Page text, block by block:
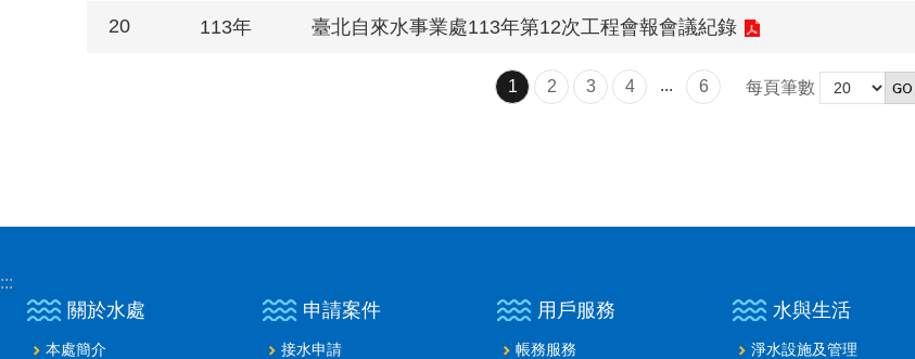
20 113年 臺北自來水事業處113年第12次工程會報會議紀錄
1 2 3 4 ... 6 每頁筆數
:::
關於水處
本處簡介
申請案件
接水申請
用戶服務
帳務服務
水與生活
淨水設施及管理